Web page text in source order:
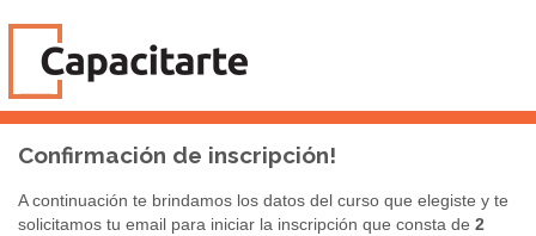
Confirmación de inscripción!
A continuación te brindamos los datos del curso que elegiste y te
solicitamos tu email para iniciar la inscripción que consta de 2